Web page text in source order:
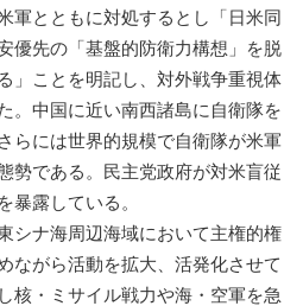
軍とともに対処するとし「日米同
優先の「基盤的防衛力構想」を脱
」ことを明記し、対外戦争重視体
。中国に近い南西諸島に自衛隊を
らには世界的規模で自衛隊が米軍
勢である。民主党政府が対米盲従
暴露している。
シナ海周辺海域において主権的権
ながら活動を拡大、活発化させて
核・ミサイル戦力や海・空軍を急